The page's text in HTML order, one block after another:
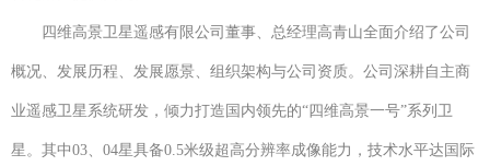
四维高景卫星遥感有限公司董事、总经理高青山全面介绍了公司
概况、发展历程、发展愿景、组织架构与公司资质。公司深耕自主商
业遥感卫星系统研发，倾力打造国内领先的“四维高景一号”系列卫
星。其中03、04星具备0.5米级超高分辨率成像能力，技术水平达国际